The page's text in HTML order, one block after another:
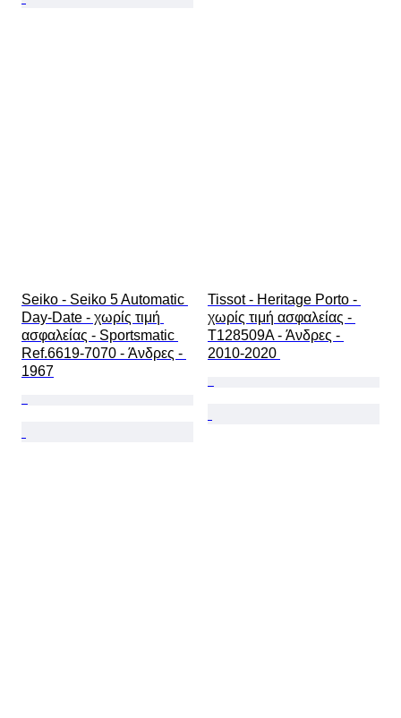
Seiko - Seiko 5 Automatic
Day-Date - χωρίς τιμή
ασφαλείας - Sportsmatic
Ref.6619-7070 - Άνδρες -
1967
Tissot - Heritage Porto -
χωρίς τιμή ασφαλείας -
T128509A - Άνδρες -
2010-2020